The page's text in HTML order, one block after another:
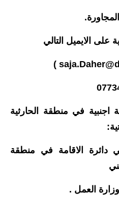
على الايميل التالي
)
في منطقة الحارثية
دائرة الاقامة في منطقة
العمل .